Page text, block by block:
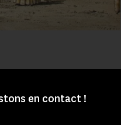
en contact !